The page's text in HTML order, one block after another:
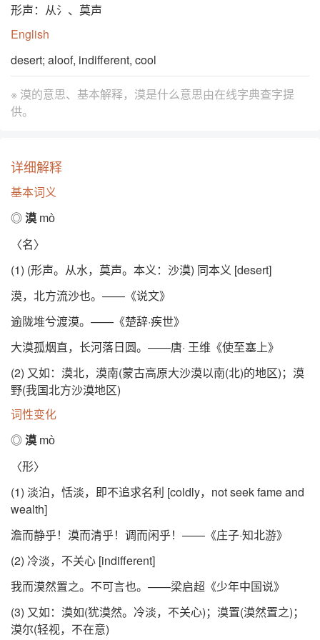
形声：从氵、莫声
English
desert; aloof, indifferent, cool
※ 漠的意思、基本解释，漠是什么意思由在线字典查字提
供。
详细解释
基本词义
◎漠 mò
〈名〉
(1) (形声。从水，莫声。本义：沙漠) 同本义 [desert]
漠，北方流沙也。——《说文》
逾陇堆兮渡漠。——《楚辞·疾世》
大漠孤烟直，长河落日圆。——唐· 王维《使至塞上》
(2) 又如：漠北，漠南(蒙古高原大沙漠以南(北)的地区)；漠
野(我国北方沙漠地区)
词性变化
◎漠 mò
〈形〉
(1) 淡泊，恬淡，即不追求名利 [coldly，not seek fame and
wealth]
澹而静乎！漠而清乎！调而闲乎！——《庄子·知北游》
(2) 冷淡，不关心 [indifferent]
我而漠然置之。不可言也。——梁启超《少年中国说》
(3) 又如：漠如(犹漠然。冷淡，不关心)；漠置(漠然置之)；
漠尔(轻视，不在意)